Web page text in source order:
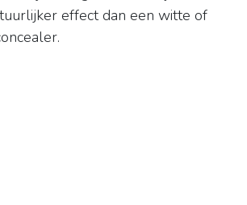
effect dan een witte of